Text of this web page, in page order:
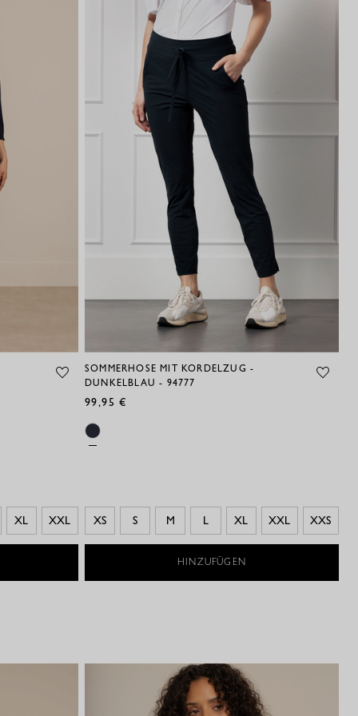
XL XXL
SOMMERHOSE MIT KORDELZUG -
DUNKELBLAU - 94777
99,95 €
XS S M L XL XXL XXS
HINZUFÜGEN